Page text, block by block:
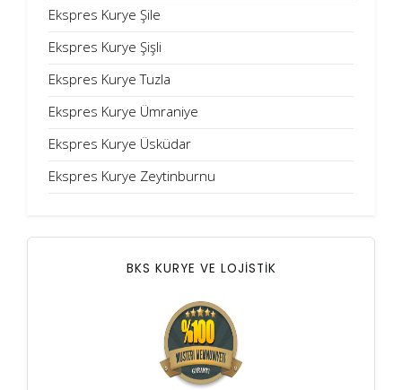
Ekspres Kurye Şile
Ekspres Kurye Şişli
Ekspres Kurye Tuzla
Ekspres Kurye Ümraniye
Ekspres Kurye Üsküdar
Ekspres Kurye Zeytinburnu
BKS KURYE VE LOJİSTİK